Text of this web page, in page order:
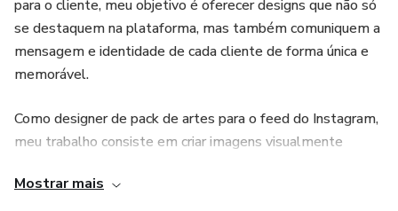
para o cliente, meu objetivo é oferecer designs que não só
se destaquem na plataforma, mas também comuniquem a
mensagem e identidade de cada cliente de forma única e
memorável.
Como designer de pack de artes para o feed do Instagram,
meu trabalho consiste em criar imagens visualmente
destacarem na plataforma. Meu objetivo é fornecer
Mostrar mais